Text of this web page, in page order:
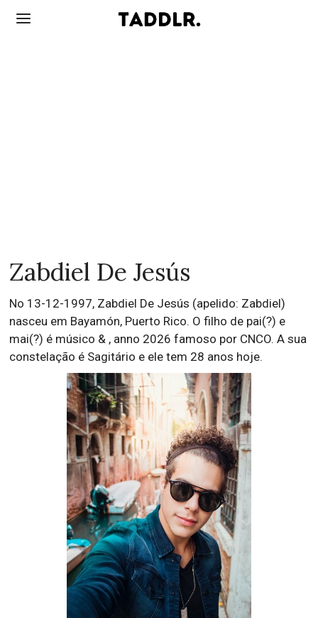
Zabdiel De Jesús
No 13-12-1997, Zabdiel De Jesús (apelido: Zabdiel)
nasceu em Bayamón, Puerto Rico. O filho de pai(?) e
mai(?) é músico & , anno 2026 famoso por CNCO. A sua
constelação é Sagitário e ele tem 28 anos hoje.